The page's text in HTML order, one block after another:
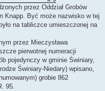
przez Oddział Grobów
Knapp. Być może nazwisko w tej
na tabliczce umieszczonej na
przez Mieczysława
pierwotnej numeracji
pojedynczy w gminie Świniary,
Świniary-Niedary) wpisano,
grobie 862
95.